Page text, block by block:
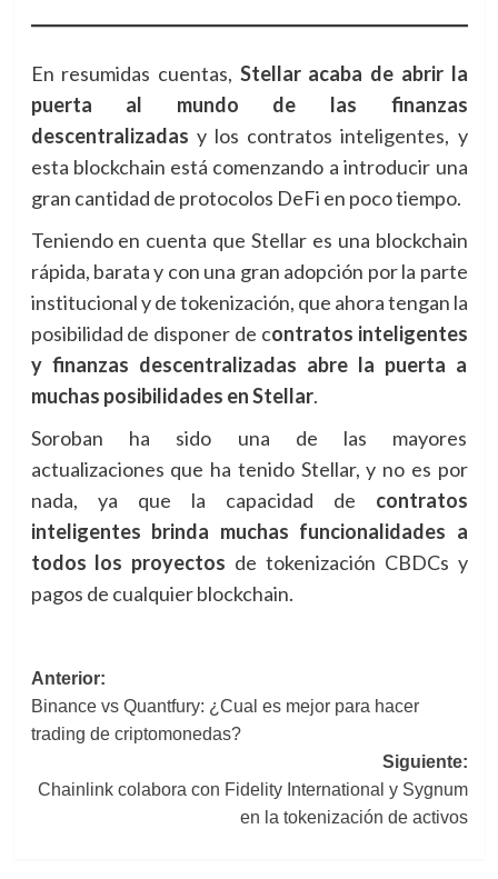
En resumidas cuentas, Stellar acaba de abrir la
puerta al mundo de las finanzas
descentralizadas y los contratos inteligentes, y
esta blockchain está comenzando a introducir una
gran cantidad de protocolos DeFi en poco tiempo.
Teniendo en cuenta que Stellar es una blockchain
rápida, barata y con una gran adopción por la parte
institucional y de tokenización, que ahora tengan la
posibilidad de disponer de contratos inteligentes
y finanzas descentralizadas abre la puerta a
muchas posibilidades en Stellar.
Soroban ha sido una de las mayores
actualizaciones que ha tenido Stellar, y no es por
nada, ya que la capacidad de contratos
inteligentes brinda muchas funcionalidades a
todos los proyectos de tokenización CBDCs y
pagos de cualquier blockchain.
Navegación
de
entradas
Anterior:
Binance vs Quantfury: ¿Cual es mejor para hacer
trading de criptomonedas?
Siguiente:
Chainlink colabora con Fidelity International y Sygnum
en la tokenización de activos